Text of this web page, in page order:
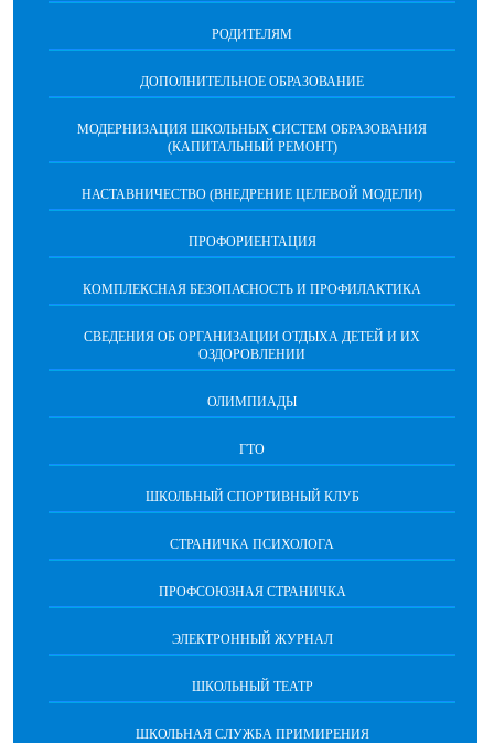
РОДИТЕЛЯМ
ДОПОЛНИТЕЛЬНОЕ ОБРАЗОВАНИЕ
МОДЕРНИЗАЦИЯ ШКОЛЬНЫХ СИСТЕМ ОБРАЗОВАНИЯ
(КАПИТАЛЬНЫЙ РЕМОНТ)
НАСТАВНИЧЕСТВО (ВНЕДРЕНИЕ ЦЕЛЕВОЙ МОДЕЛИ)
ПРОФОРИЕНТАЦИЯ
КОМПЛЕКСНАЯ БЕЗОПАСНОСТЬ И ПРОФИЛАКТИКА
СВЕДЕНИЯ ОБ ОРГАНИЗАЦИИ ОТДЫХА ДЕТЕЙ И ИХ
ОЗДОРОВЛЕНИИ
ОЛИМПИАДЫ
ГТО
ШКОЛЬНЫЙ СПОРТИВНЫЙ КЛУБ
СТРАНИЧКА ПСИХОЛОГА
ПРОФСОЮЗНАЯ СТРАНИЧКА
ЭЛЕКТРОННЫЙ ЖУРНАЛ
ШКОЛЬНЫЙ ТЕАТР
ШКОЛЬНАЯ СЛУЖБА ПРИМИРЕНИЯ